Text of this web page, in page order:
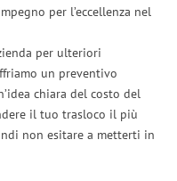
per l’eccellenza nel
per ulteriori
un preventivo
chiara del costo del
il tuo trasloco il più
non esitare a metterti in